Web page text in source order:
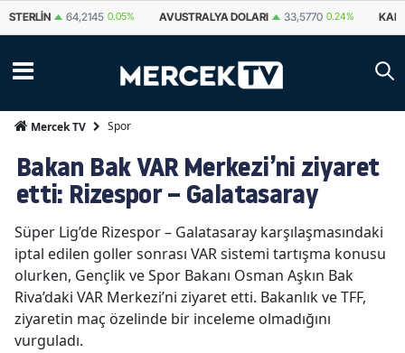
STERLIN 64,2145 0.05% AVUSTRALYA DOLARI 33,5770 0.24%
Mercek TV Spor
Bakan Bak VAR Merkezi’ni ziyaret
etti: Rizespor – Galatasaray
Süper Lig’de Rizespor – Galatasaray karşılaşmasındaki
iptal edilen goller sonrası VAR sistemi tartışma konusu
olurken, Gençlik ve Spor Bakanı Osman Aşkın Bak
Riva’daki VAR Merkezi’ni ziyaret etti. Bakanlık ve TFF,
ziyaretin maç özelinde bir inceleme olmadığını
vurguladı.